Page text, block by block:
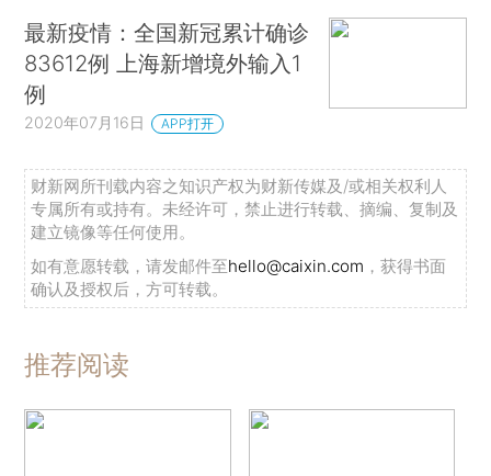
最新疫情：全国新冠累计确诊
83612例 上海新增境外输入1
例
2020年07月16日 APP打开
财新网所刊载内容之知识产权为财新传媒及/或相关权利人
专属所有或持有。未经许可，禁止进行转载、摘编、复制及
建立镜像等任何使用。
如有意愿转载，请发邮件至hello@caixin.com ，获得书面
确认及授权后，方可转载。
推荐阅读